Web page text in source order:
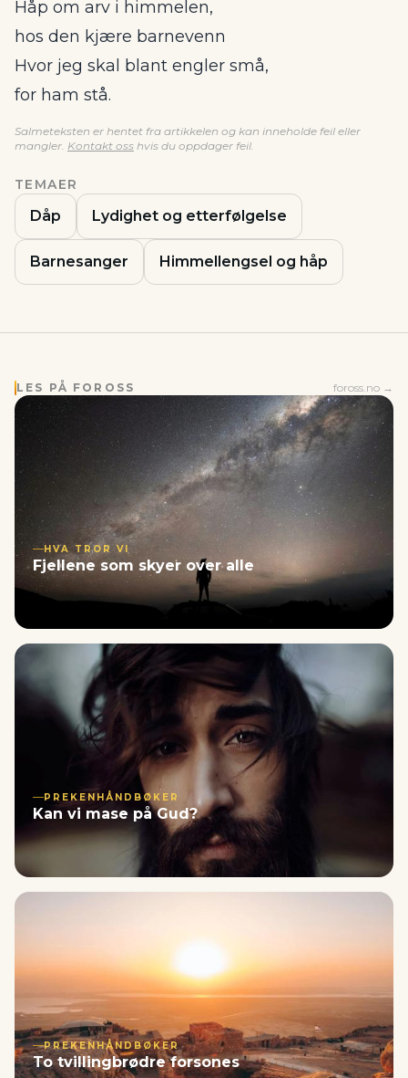
Håp om arv i himmelen,
hos den kjære barnevenn
Hvor jeg skal blant engler små,
for ham stå.
Salmeteksten er hentet fra artikkelen og kan inneholde feil eller
mangler. Kontakt oss hvis du oppdager feil.
TEMAER
Dåp Lydighet og etterfølgelse
Barnesanger Himmellengsel og håp
LES PÅ FOROSS foross.no →
HVA TROR VI
Fjellene som skyer over alle
PREKENHÅNDBØKER
Kan vi mase på Gud?
PREKENHÅNDBØKER
To tvillingbrødre forsones